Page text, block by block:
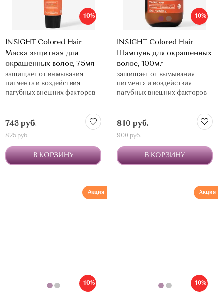
-10%
INSIGHT Colored Hair
Маска защитная для
окрашенных волос, 75мл
защищает от вымывания
пигмента и воздействия
пагубных внешних факторов
743 руб.
825 руб.
В КОРЗИНУ
-10%
INSIGHT Colored Hair
Шампунь для окрашенных
волос, 100мл
защищает от вымывания
пигмента и воздействия
пагубных внешних факторов
810 руб.
900 руб.
В КОРЗИНУ
-10%
Акция
-10%
Акция